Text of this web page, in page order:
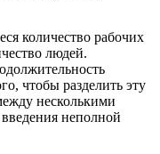
количество рабочих
людей.
чтобы разделить эту
несколькими
неполной